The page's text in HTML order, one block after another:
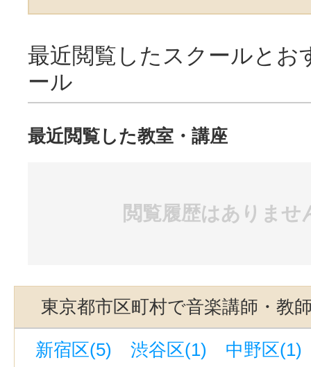
最近閲覧したスクールとお
ール
最近閲覧した教室・講座
閲覧履歴はありませ
東京都市区町村で音楽講師・教
新宿区(5) 渋谷区(1) 中野区(1)